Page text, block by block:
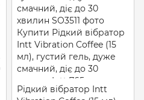
Рідкий вібратор Intt